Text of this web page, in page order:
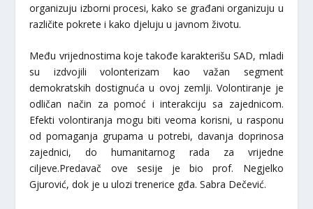
organizuju izborni procesi, kako se građani organizuju u
različite pokrete i kako djeluju u javnom životu.
Među vrijednostima koje takođe karakterišu SAD, mladi
su izdvojili volonterizam kao važan segment
demokratskih dostignuća u ovoj zemlji. Volontiranje je
odličan način za pomoć i interakciju sa zajednicom.
Efekti volontiranja mogu biti veoma korisni, u rasponu
od pomaganja grupama u potrebi, davanja doprinosa
zajednici, do humanitarnog rada za vrijedne
ciljeve.Predavač ove sesije je bio prof. Negjelko
Gjurović, dok je u ulozi trenerice gđa. Sabra Dečević.